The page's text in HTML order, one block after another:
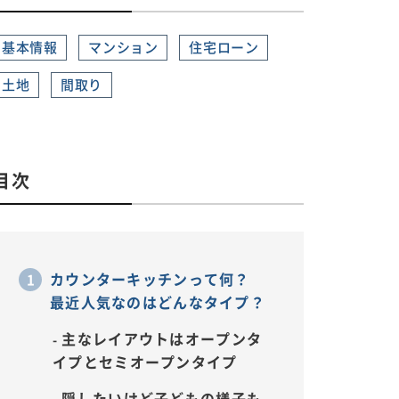
基本情報 マンション
住宅ローン
土地
間取り
次
カウンターキッチンって何？
最近人気なのはどんなタイプ？
主なレイアウトはオープンタ
イプとセミオープンタイプ